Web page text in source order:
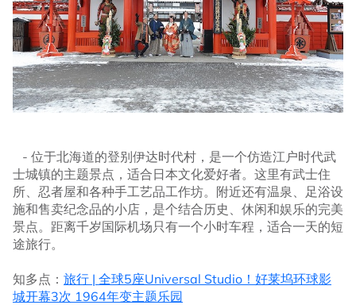
- 位于北海道的登别伊达时代村，是一个仿造江户时代武
士城镇的主题景点，适合日本文化爱好者。这里有武士住
所、忍者屋和各种手工艺品工作坊。附近还有温泉、足浴设
施和售卖纪念品的小店，是个结合历史、休闲和娱乐的完美
景点。距离千岁国际机场只有一个小时车程，适合一天的短
途旅行。
知多点： 旅行 | 全球5座Universal Studio！好莱坞环球影
城开幕3次 1964年变主题乐园